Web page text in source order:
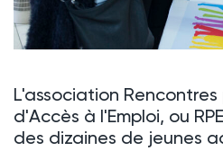
L'association Rencontres
d'Accès à l'Emploi, ou
des dizaines de jeunes